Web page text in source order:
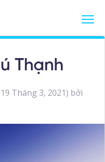
Thạnh
Tháng 3, 2021) bởi